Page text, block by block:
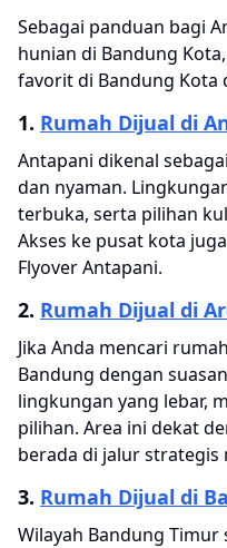
Sebagai panduan bagi
hunian di Bandung
favorit di Bandung Kota
1. Rumah Dijual di
Antapani dikenal
dan nyaman.
terbuka, serta pilihan
Akses ke pusat kota
Flyover Antapani.
2. Rumah Dijual di
Jika Anda mencari
Bandung dengan
lingkungan yang lebar,
pilihan. Area ini dekat
berada di jalur strategis
3. Rumah Dijual di
Wilayah Bandung